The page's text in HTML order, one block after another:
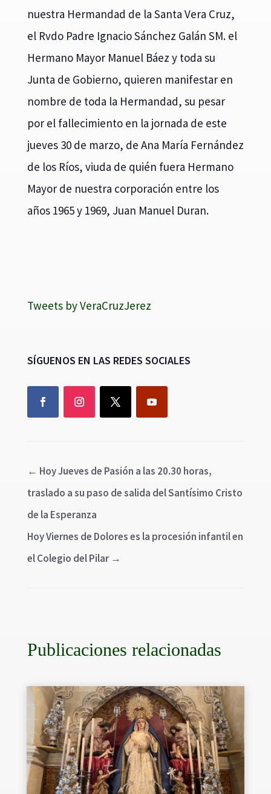
nuestra Hermandad de la Santa Vera Cruz,
el Rvdo Padre Ignacio Sánchez Galán SM. el
Hermano Mayor Manuel Báez y toda su
Junta de Gobierno, quieren manifestar en
nombre de toda la Hermandad, su pesar
por el fallecimiento en la jornada de este
jueves 30 de marzo, de Ana María Fernández
de los Ríos, viuda de quién fuera Hermano
Mayor de nuestra corporación entre los
años 1965 y 1969, Juan Manuel Duran.
Tweets by VeraCruzJerez
SÍGUENOS EN LAS REDES SOCIALES
← Hoy Jueves de Pasión a las 20.30 horas,
traslado a su paso de salida del Santísimo Cristo
de la Esperanza
Hoy Viernes de Dolores es la procesión infantil en
el Colegio del Pilar→
Publicaciones relacionadas